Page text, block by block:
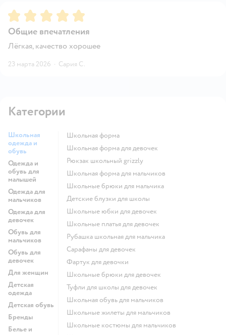
Рейтинг:5
Общие впечатления
Лёгкая, качество хорошее
23 марта 2026 · Сария С.
Категории
Школьная
одежда и
обувь
Одежда и
обувь для
малышей
Одежда для
мальчиков
Одежда для
девочек
Обувь для
мальчиков
Обувь для
девочек
Для женщин
Детская
одежда
Детская обувь
Бренды
Белье и
Школьная форма
Школьная форма для девочек
Рюкзак школьный grizzly
Школьная форма для мальчиков
Школьные брюки для мальчика
Детские блузки для школы
Школьные юбки для девочек
Школьные платья для девочек
Рубашка школьная для мальчика
Сарафаны для девочек
Фартук для девочки
Школьные брюки для девочек
Туфли для школы для девочек
Школьная обувь для мальчиков
Школьные жилеты для мальчиков
Школьные костюмы для мальчиков